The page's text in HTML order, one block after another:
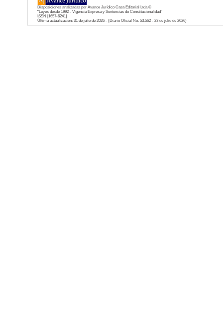
Disposiciones analizadas por Avance Jurídico Casa Editorial Ltda.©
"Leyes desde 1992 - Vigencia Expresa y Sentencias de Constitucionalidad"
ISSN [1657-6241]
Última actualización: 31 de julio de 2026 - (Diario Oficial No. 53.562 - 23 de julio de 2026)